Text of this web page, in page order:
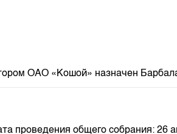
Расписание
ОАО «Кошой» назначен
проведения общего собрания: 26